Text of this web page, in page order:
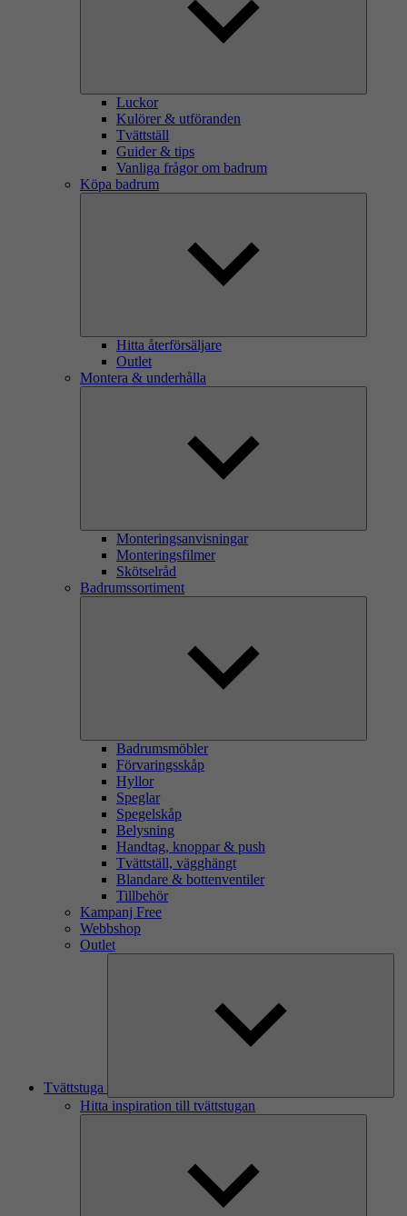
Luckor
Kulörer & utföranden
Tvättställ
Guider & tips
Vanliga frågor om badrum
Köpa badrum
Hitta återförsäljare
Outlet
Montera & underhålla
Monteringsanvisningar
Monteringsfilmer
Skötselråd
Badrumssortiment
Badrumsmöbler
Förvaringsskåp
Hyllor
Speglar
Spegelskåp
Belysning
Handtag, knoppar & push
Tvättställ, vägghängt
Blandare & bottenventiler
Tillbehör
Kampanj Free
Webbshop
Outlet
Tvättstuga
Hitta inspiration till tvättstugan